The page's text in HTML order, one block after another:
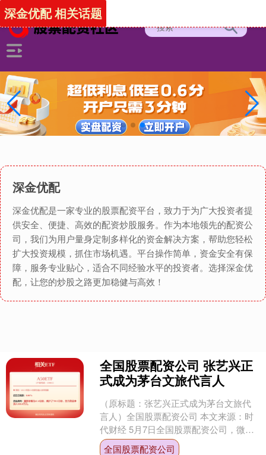
深金优配
深金优配是一家专业的股票配资平台，致力于为广大投资者提
供安全、便捷、高效的配资炒股服务。作为本地领先的配资公
司，我们为用户量身定制多样化的资金解决方案，帮助您轻松
扩大投资规模，抓住市场机遇。平台操作简单，资金安全有保
障，服务专业贴心，适合不同经验水平的投资者。选择深金优
配，让您的炒股之路更加稳健与高效！
深金优配 相关话题
全国股票配资公司 张艺兴正
式成为茅台文旅代言人
（原标题：张艺兴正式成为茅台文旅代
言人）全国股票配资公司 本文来源：时
代财经 5月7日全国股票配资公司，微博
账号“@贵州茅台官微”发布消息称，张艺
全国股票配资公司